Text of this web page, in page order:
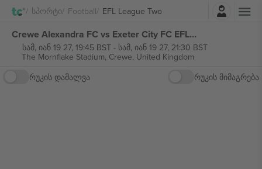
Სპორტი Football EFL League Twoშესვლა
Crewe Alexandra FC vs Exeter City FC EFL League Two ბილეთი
სამ, იან 19 27, 19:45 BST- სამ, იან 19 27, 21:30 BST
The Mornflake Stadium, Crewe, United Kingdom
რუკის დამალვა
რუკის მიმაგრება